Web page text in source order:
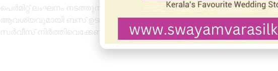
പെർമിറ്റ് ലംഘനം നടത്തുന്ന ഓട്ടോറിക്ഷകൾക്കെതിരെ കർശന നടപടി
ആവശ്യവുമായി ബസ് ഉടമകൾ രംഗത്തെത്തി. പ്രശ്നത്തിന് അടിയന്തര
സർവീസ് നിർത്തിവെക്കേണ്ട സാഹചര്യമുണ്ടാകുമെന്ന് അവർ